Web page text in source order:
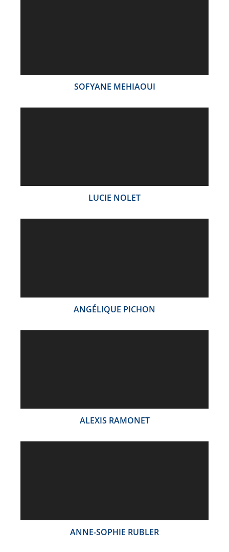
SOFYANE MEHIAOUI
LUCIE NOLET
ANGÉLIQUE PICHON
ALEXIS RAMONET
ANNE-SOPHIE RUBLER